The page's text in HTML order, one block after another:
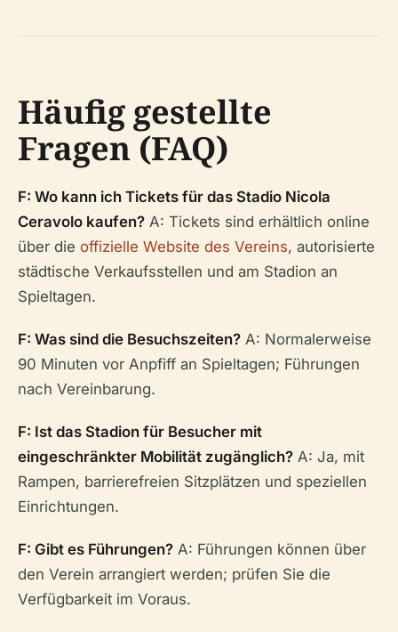
Häufig gestellte
Fragen (FAQ)
F: Wo kann ich Tickets für das Stadio Nicola
Ceravolo kaufen? A: Tickets sind erhältlich online
über die offizielle Website des Vereins, autorisierte
städtische Verkaufsstellen und am Stadion an
Spieltagen.
F: Was sind die Besuchszeiten? A: Normalerweise
90 Minuten vor Anpfiff an Spieltagen; Führungen
nach Vereinbarung.
F: Ist das Stadion für Besucher mit
eingeschränkter Mobilität zugänglich? A: Ja, mit
Rampen, barrierefreien Sitzplätzen und speziellen
Einrichtungen.
F: Gibt es Führungen? A: Führungen können über
den Verein arrangiert werden; prüfen Sie die
Verfügbarkeit im Voraus.